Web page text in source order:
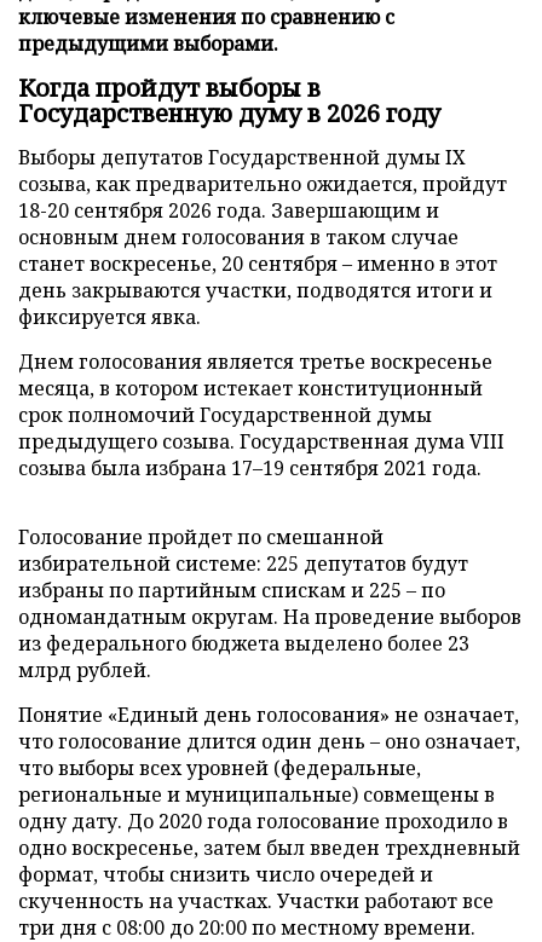
ключевые изменения по сравнению с
предыдущими выборами.
Когда пройдут выборы в
Государственную думу в 2026 году
Выборы депутатов Государственной думы IX
созыва, как предварительно ожидается, пройдут
18-20 сентября 2026 года. Завершающим и
основным днем голосования в таком случае
станет воскресенье, 20 сентября – именно в этот
день закрываются участки, подводятся итоги и
фиксируется явка.
Днем голосования является третье воскресенье
месяца, в котором истекает конституционный
срок полномочий Государственной думы
предыдущего созыва. Государственная дума VIII
созыва была избрана 17–19 сентября 2021 года.
Голосование пройдет по смешанной
избирательной системе: 225 депутатов будут
избраны по партийным спискам и 225 – по
одномандатным округам. На проведение выборов
из федерального бюджета выделено более 23
млрд рублей.
Понятие «Единый день голосования» не означает,
что голосование длится один день – оно означает,
что выборы всех уровней (федеральные,
региональные и муниципальные) совмещены в
одну дату. До 2020 года голосование проходило в
одно воскресенье, затем был введен трехдневный
формат, чтобы снизить число очередей и
скученность на участках. Участки работают все
три дня с 08:00 до 20:00 по местному времени.